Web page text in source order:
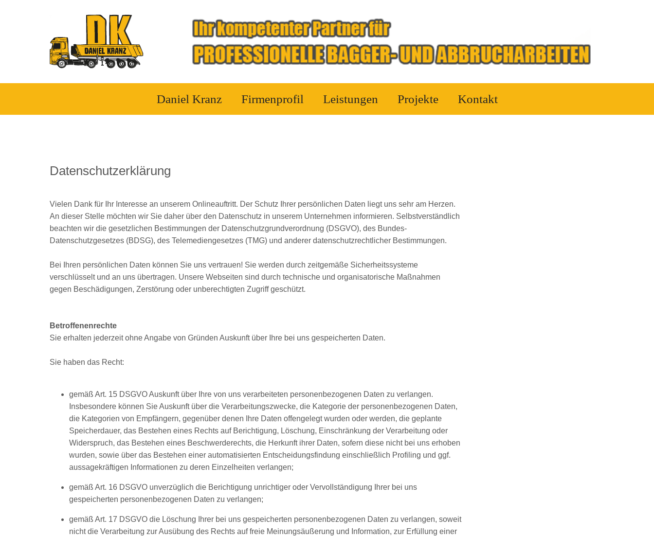
Daniel Kranz Firmenprofil Leistungen Projekte Kontakt
Datenschutzerklärung
Vielen Dank für Ihr Interesse an unserem Onlineauftritt. Der Schutz Ihrer persönlichen Daten liegt uns sehr am Herzen.
An dieser Stelle möchten wir Sie daher über den Datenschutz in unserem Unternehmen informieren. Selbstverständlich
beachten wir die gesetzlichen Bestimmungen der Datenschutzgrundverordnung (DSGVO), des Bundes-
Datenschutzgesetzes (BDSG), des Telemediengesetzes (TMG) und anderer datenschutzrechtlicher Bestimmungen.
Bei Ihren persönlichen Daten können Sie uns vertrauen! Sie werden durch zeitgemäße Sicherheitssysteme
verschlüsselt und an uns übertragen. Unsere Webseiten sind durch technische und organisatorische Maßnahmen
gegen Beschädigungen, Zerstörung oder unberechtigten Zugriff geschützt.
Betroffenenrechte
Sie erhalten jederzeit ohne Angabe von Gründen Auskunft über Ihre bei uns gespeicherten Daten.
Sie haben das Recht:
gemäß Art. 15 DSGVO Auskunft über Ihre von uns verarbeiteten personenbezogenen Daten zu verlangen.
Insbesondere können Sie Auskunft über die Verarbeitungszwecke, die Kategorie der personenbezogenen Daten,
die Kategorien von Empfängern, gegenüber denen Ihre Daten offengelegt wurden oder werden, die geplante
Speicherdauer, das Bestehen eines Rechts auf Berichtigung, Löschung, Einschränkung der Verarbeitung oder
Widerspruch, das Bestehen eines Beschwerderechts, die Herkunft ihrer Daten, sofern diese nicht bei uns erhoben
wurden, sowie über das Bestehen einer automatisierten Entscheidungsfindung einschließlich Profiling und ggf.
aussagekräftigen Informationen zu deren Einzelheiten verlangen;
gemäß Art. 16 DSGVO unverzüglich die Berichtigung unrichtiger oder Vervollständigung Ihrer bei uns
gespeicherten personenbezogenen Daten zu verlangen;
gemäß Art. 17 DSGVO die Löschung Ihrer bei uns gespeicherten personenbezogenen Daten zu verlangen, soweit
nicht die Verarbeitung zur Ausübung des Rechts auf freie Meinungsäußerung und Information, zur Erfüllung einer